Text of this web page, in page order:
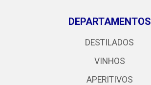
DEPARTAMENTOS
DESTILADOS
VINHOS
APERITIVOS